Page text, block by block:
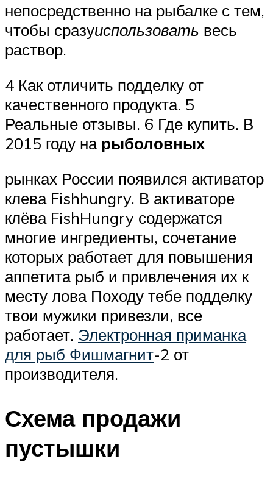
непосредственно на рыбалке с тем,
чтобы сразуиспользовать весь
раствор.
4 Как отличить подделку от
качественного продукта. 5
Реальные отзывы. 6 Где купить. В
2015 году на рыболовных
рынках России появился активатор
клева Fishhungry. В активаторе
клёва FishHungry содержатся
многие ингредиенты, сочетание
которых работает для повышения
аппетита рыб и привлечения их к
месту лова Походу тебе подделку
твои мужики привезли, все
работает. Электронная приманка
для рыб Фишмагнит-2 от
производителя.
Схема продажи
пустышки